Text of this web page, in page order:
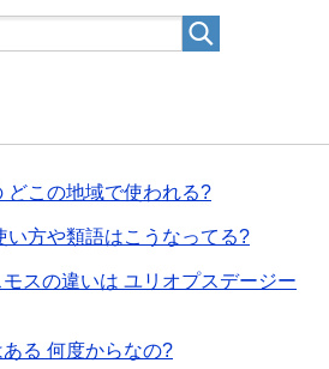
どこの地域で使われる?
い方や類語はこうなってる?
スの違いは ユリオプスデージー
る 何度からなの?